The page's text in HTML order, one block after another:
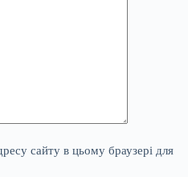
сайту в цьому браузері для